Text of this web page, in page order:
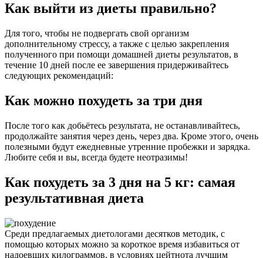
Как выйти из диеты правильно?
Для того, чтобы не подвергать свой организм
дополнительному стрессу, а также с целью закрепления
полученного при помощи домашней диеты результатов, в
течение 10 дней после ее завершения придерживайтесь
следующих рекомендаций:
Как можно похудеть за три дня
После того как добьётесь результата, не останавливайтесь,
продолжайте занятия через день, через два. Кроме этого, очень
полезными будут ежедневные утренние пробежки и зарядка.
Любите себя и вы, всегда будете неотразимы!
Как похудеть за 3 дня на 5 кг: самая
результативная диета
Среди предлагаемых диетологами десятков методик, с
помощью которых можно за короткое время избавиться от
надоевших килограммов, в условиях цейтнота лучшим